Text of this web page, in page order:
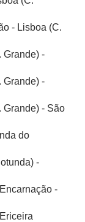
- Lisboa (C.
Grande) -
Grande) -
Grande) - São
do
-
-